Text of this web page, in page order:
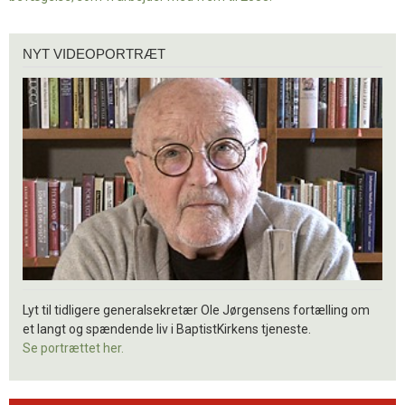
videoportræt
NYT VIDEOPORTRÆT
Lyt til tidligere generalsekretær Ole Jørgensens fortælling om
et langt og spændende liv i BaptistKirkens tjeneste.
Se portrættet her.